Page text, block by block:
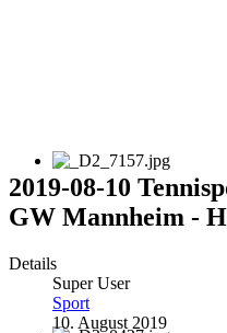
2019-08-10
GW Mannheim -
Details
Super User
Sport
10. August 2019